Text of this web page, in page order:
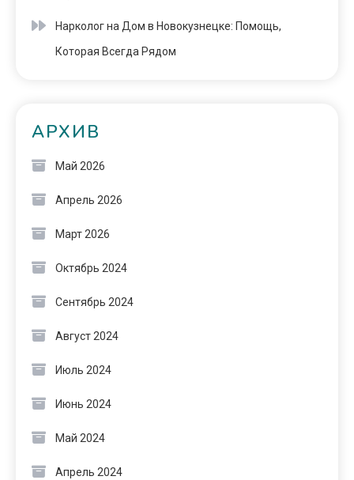
Нарколог на Дом в Новокузнецке: Помощь,
Которая Всегда Рядом
АРХИВ
Май 2026
Апрель 2026
Март 2026
Октябрь 2024
Сентябрь 2024
Август 2024
Июль 2024
Июнь 2024
Май 2024
Апрель 2024